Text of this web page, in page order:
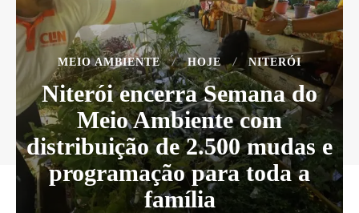
MEIO AMBIENTE HOJE NITERÓI
Niterói encerra Semana do
Meio Ambiente com
distribuição de 2.500 mudas e
programação para toda a
família